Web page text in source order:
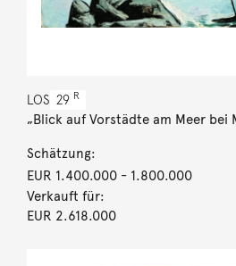
LOS 29 R
„Blick auf Vorstädte am Meer bei
Schätzung:
EUR 1.400.000- 1.800.000
Verkauft für:
EUR 2.618.000